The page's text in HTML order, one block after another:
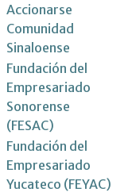
Accionarse
Comunidad
Sinaloense
Fundación del
Empresariado
Sonorense
(FESAC)
Fundación del
Empresariado
Yucateco (FEYAC)